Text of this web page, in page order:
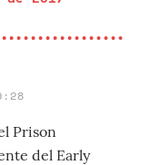
Prison
del Early